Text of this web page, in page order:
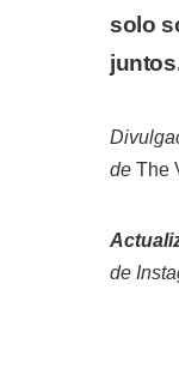
solo
de The
de